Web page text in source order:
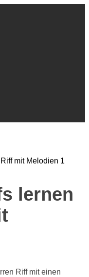
mit Melodien 1
lernen
Riff mit einen